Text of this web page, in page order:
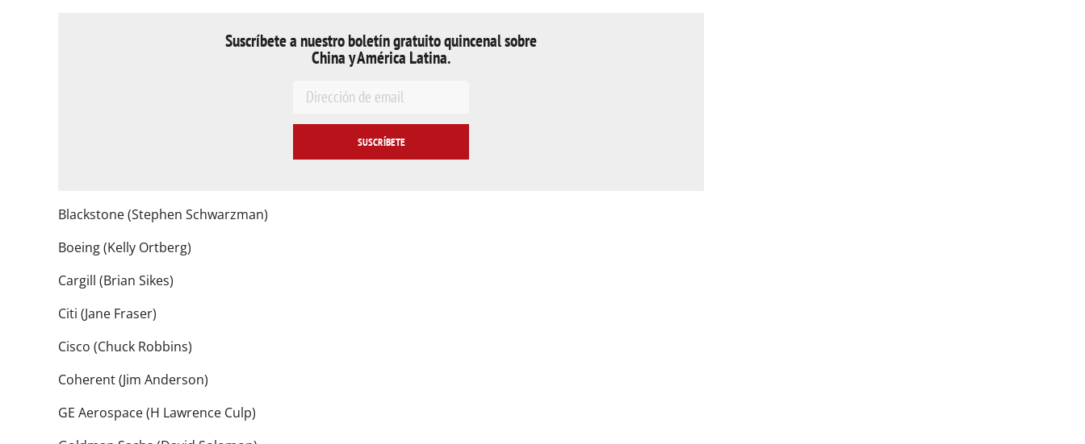
Suscríbete a nuestro boletín gratuito quincenal sobre
China y América Latina.
a
Blackstone (Stephen Schwarzman)
Boeing (Kelly Ortberg)
Cargill (Brian Sikes)
Citi (Jane Fraser)
Cisco (Chuck Robbins)
Coherent (Jim Anderson)
GE Aerospace (H Lawrence Culp)